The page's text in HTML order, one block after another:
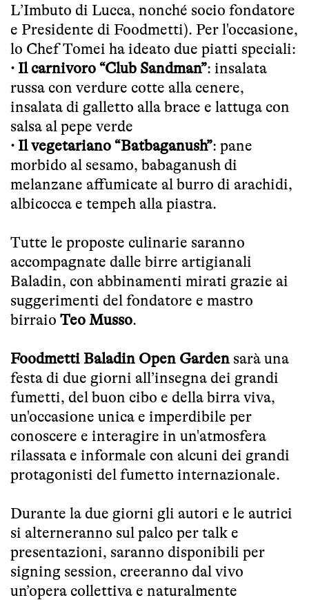
L’Imbuto di Lucca, nonché socio fondatore
e Presidente di Foodmetti). Per l'occasione,
lo Chef Tomei ha ideato due piatti speciali:
· Il carnivoro “Club Sandman”: insalata
russa con verdure cotte alla cenere,
insalata di galletto alla brace e lattuga con
salsa al pepe verde
· Il vegetariano “Batbaganush”: pane
morbido al sesamo, babaganush di
melanzane affumicate al burro di arachidi,
albicocca e tempeh alla piastra.
Tutte le proposte culinarie saranno
accompagnate dalle birre artigianali
Baladin, con abbinamenti mirati grazie ai
suggerimenti del fondatore e mastro
birraio Teo Musso.
Foodmetti Baladin Open Garden sarà una
festa di due giorni all’insegna dei grandi
fumetti, del buon cibo e della birra viva,
un'occasione unica e imperdibile per
conoscere e interagire in un'atmosfera
rilassata e informale con alcuni dei grandi
protagonisti del fumetto internazionale.
Durante la due giorni gli autori e le autrici
si alterneranno sul palco per talk e
presentazioni, saranno disponibili per
signing session, creeranno dal vivo
un’opera collettiva e naturalmente